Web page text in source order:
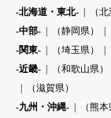
-北海道・東北- （
-中部-
（静岡県）
-関東-
（埼玉県）
-近畿-
（和歌山県）
（滋賀県）
-九州・沖縄-
（熊本